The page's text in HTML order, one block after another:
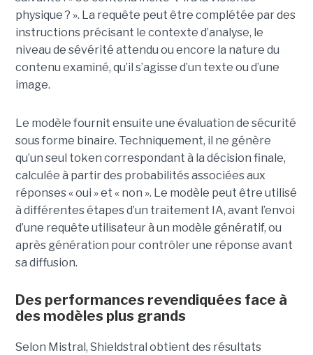
physique ? ». La requête peut être complétée par des
instructions précisant le contexte d’analyse, le
niveau de sévérité attendu ou encore la nature du
contenu examiné, qu’il s’agisse d’un texte ou d’une
image.
Le modèle fournit ensuite une évaluation de sécurité
sous forme binaire. Techniquement, il ne génère
qu’un seul token correspondant à la décision finale,
calculée à partir des probabilités associées aux
réponses « oui » et « non ». Le modèle peut être utilisé
à différentes étapes d’un traitement IA, avant l’envoi
d’une requête utilisateur à un modèle génératif, ou
après génération pour contrôler une réponse avant
sa diffusion.
Des performances revendiquées face à
des modèles plus grands
Selon Mistral, Shieldstral obtient des résultats